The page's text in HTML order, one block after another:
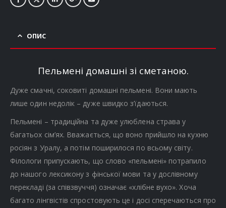
ОПИС
Пельмені домашні зі сметаною.
Дуже смачні, соковиті домашні пельмені. Вони мають
лише один недолік – дуже швидко з’їдаються.
Пельмені – традиційна та дуже улюблена страва у
багатьох сім’ях. Вважається, що воно прийшло на кухню
росіян з Уралу, а потім поширилося по всьому світу.
Філологи припускають, що слово «пельмені» потрапило
до нашого лексикону з фінської мови та у дослівному
перекладі (за співзвуччя) означає «хлібне вухо». Хоча
багато лінгвістів спростовують це і досі сперечаються про